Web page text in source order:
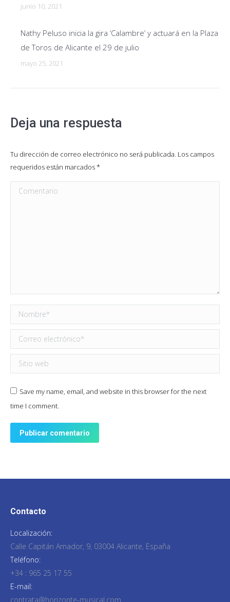
junio 10, 2021
Nathy Peluso inicia la gira ‘Calambre’ y actuará en la Plaza
de Toros de Alicante el 29 de julio
mayo 25, 2021
Deja una respuesta
Tu dirección de correo electrónico no será publicada. Los campos
requeridos están marcados*
Comentario
Nombre *
Correo electrónico *
Sitio web
Save my name, email, and website in this browser for the next
time I comment.
Publicar comentario
Contacto
Localización:
Calle Capitán Amador, 9, 03004 Alicante, España
Teléfono:
+34 : 965 25 17 55
E-mail:
contrata@horizonte-musical.com